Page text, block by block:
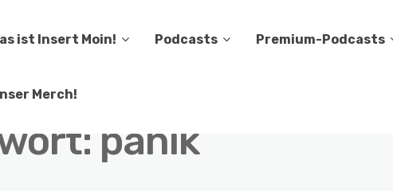
ist Insert Moin! Podcasts Premium-Podcasts
Merch!
panik